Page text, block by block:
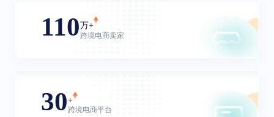
110万+
跨境电商卖家
30+
跨境电商平台